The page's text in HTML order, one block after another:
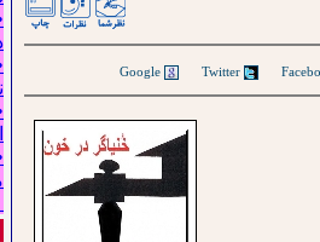
Twitter
Google